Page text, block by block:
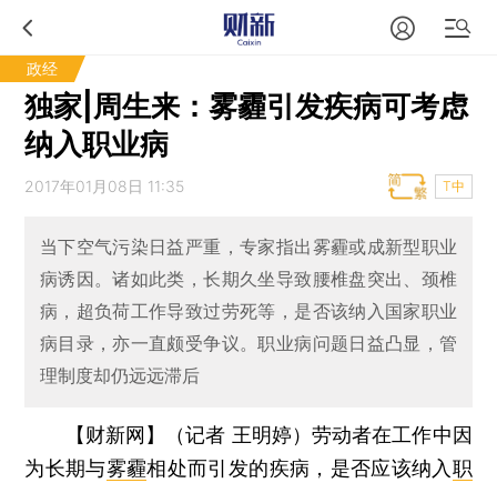
政经
独家|周生来：雾霾引发疾病可考虑
纳入职业病
2017年01月08日 11:35 T中
当下空气污染日益严重，专家指出雾霾或成新型职业
病诱因。诸如此类，长期久坐导致腰椎盘突出、颈椎
病，超负荷工作导致过劳死等，是否该纳入国家职业
病目录，亦一直颇受争议。职业病问题日益凸显，管
理制度却仍远远滞后
【财新网】（记者 王明婷） 劳动者在工作中因
为长期与雾霾相处而引发的疾病，是否应该纳入 职